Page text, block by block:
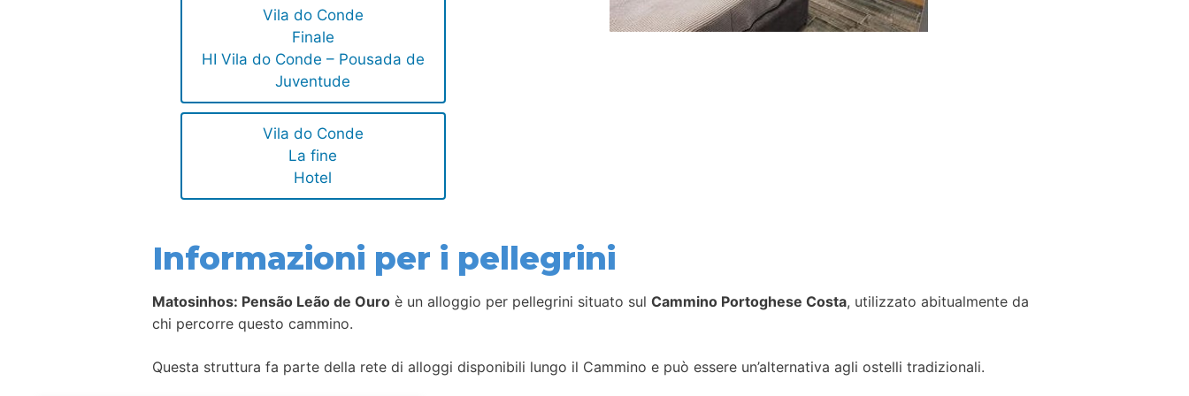
Vila do Conde
Finale
HI Vila do Conde – Pousada de
Juventude
Vila do Conde
La fine
Hotel
Informazioni per i pellegrini
Matosinhos: Pensão Leão de Ouro è un alloggio per pellegrini situato sul Cammino Portoghese Costa, utilizzato abitualmente da
chi percorre questo cammino.
Questa struttura fa parte della rete di alloggi disponibili lungo il Cammino e può essere un’alternativa agli ostelli tradizionali.